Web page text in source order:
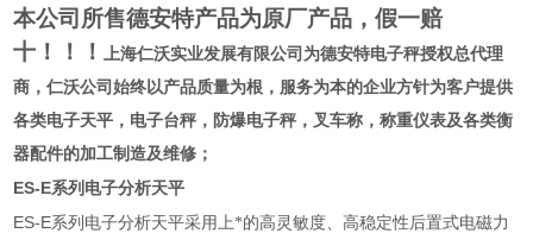
本公司所售德安特产品为原厂产品，假一赔
十！！！ 上海仁沃实业发展有限公司为德安特电子秤授权总代理
商 ，仁沃公司始终以产品质量为根，服务为本的企业方针为客户提供
各类电子天平，电子台秤，防爆电子秤，叉车称，称重仪表及各类衡
器配件的加工制造及维修；
ES-E系列电子分析天平
ES-E系列电子分析天平采用上*的高灵敏度、高稳定性后置式电磁力